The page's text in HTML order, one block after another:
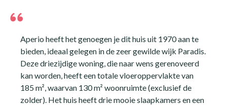
Aperio heeft het genoegen je dit huis uit 1970 aan te
bieden, ideaal gelegen in de zeer gewilde wijk Paradis.
Deze driezijdige woning, die naar wens gerenoveerd
kan worden, heeft een totale vloeroppervlakte van
185 m², waarvan 130 m² woonruimte (exclusief de
zolder). Het huis heeft drie mooie slaapkamers en een